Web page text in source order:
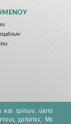
τρίτων, ώστε
χρήστες. Με